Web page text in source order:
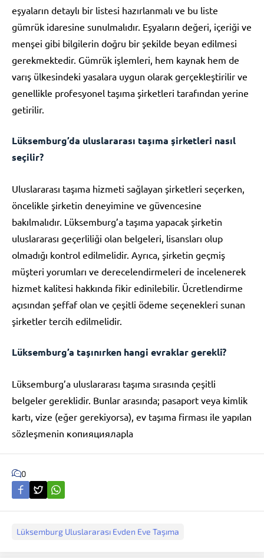
eşyaların detaylı bir listesi hazırlanmalı ve bu liste
gümrük idaresine sunulmalıdır. Eşyaların değeri, içeriği ve
menşei gibi bilgilerin doğru bir şekilde beyan edilmesi
gerekmektedir. Gümrük işlemleri, hem kaynak hem de
varış ülkesindeki yasalara uygun olarak gerçekleştirilir ve
genellikle profesyonel taşıma şirketleri tarafından yerine
getirilir.
Lüksemburg’da uluslararası taşıma şirketleri nasıl
seçilir?
Uluslararası taşıma hizmeti sağlayan şirketleri seçerken,
öncelikle şirketin deneyimine ve güvencesine
bakılmalıdır. Lüksemburg’a taşıma yapacak şirketin
uluslararası geçerliliği olan belgeleri, lisansları olup
olmadığı kontrol edilmelidir. Ayrıca, şirketin geçmiş
müşteri yorumları ve derecelendirmeleri de incelenerek
hizmet kalitesi hakkında fikir edinilebilir. Ücretlendirme
açısından şeffaf olan ve çeşitli ödeme seçenekleri sunan
şirketler tercih edilmelidir.
Lüksemburg’a taşınırken hangi evraklar gerekli?
Lüksemburg’a uluslararası taşıma sırasında çeşitli
belgeler gereklidir. Bunlar arasında; pasaport veya kimlik
kartı, vize (eğer gerekiyorsa), ev taşıma firması ile yapılan
sözleşmenin копияцияларla
0
Lüksemburg Uluslararası Evden Eve Taşıma